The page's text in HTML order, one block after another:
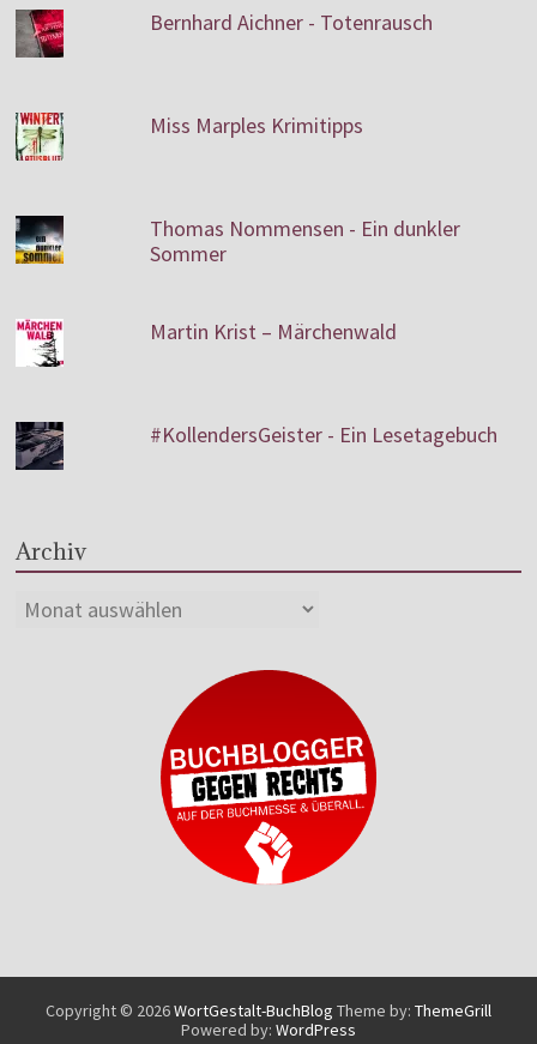
Bernhard Aichner - Totenrausch
Miss Marples Krimitipps
Thomas Nommensen - Ein dunkler
Sommer
Martin Krist – Märchenwald
#KollendersGeister - Ein Lesetagebuch
Archiv
Copyright © 2026WortGestalt-BuchBlog Theme by: ThemeGrill
Powered by: WordPress